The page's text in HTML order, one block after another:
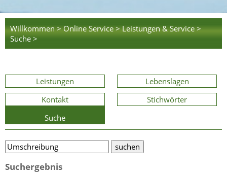
Willkommen > Online Service > Leistungen & Service >
Suche >
Leistungen
Lebenslagen
Kontakt
Stichwörter
Suche
Suchergebnis